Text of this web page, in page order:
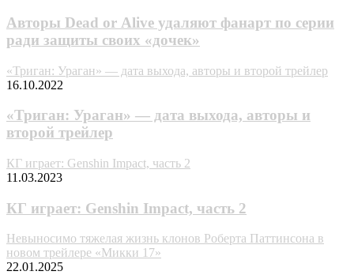
Авторы Dead or Alive удаляют фанарт по серии
ради защиты своих «дочек»
«Триган: Ураган» — дата выхода, авторы и второй трейлер
16.10.2022
«Триган: Ураган» — дата выхода, авторы и
второй трейлер
КГ играет: Genshin Impact, часть 2
11.03.2023
КГ играет: Genshin Impact, часть 2
Невыносимо тяжелая жизнь клонов Роберта Паттинсона в
новом трейлере «Микки 17»
22.01.2025